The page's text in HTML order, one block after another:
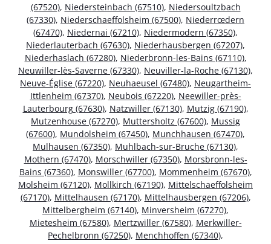
(67520), Niedersteinbach (67510), Niedersoultzbach
(67330), Niederschaeffolsheim (67500), Niederrœdern
(67470), Niedernai (67210), Niedermodern (67350),
Niederlauterbach (67630), Niederhausbergen (67207),
Niederhaslach (67280), Niederbronn-les-Bains (67110),
Neuwiller-lès-Saverne (67330), Neuviller-la-Roche (67130),
Neuve-Église (67220), Neuhaeusel (67480), Neugartheim-
Ittlenheim (67370), Neubois (67220), Neewiller-près-
Lauterbourg (67630), Natzwiller (67130), Mutzig (67190),
Mutzenhouse (67270), Muttersholtz (67600), Mussig
(67600), Mundolsheim (67450), Munchhausen (67470),
Mulhausen (67350), Muhlbach-sur-Bruche (67130),
Mothern (67470), Morschwiller (67350), Morsbronn-les-
Bains (67360), Monswiller (67700), Mommenheim (67670),
Molsheim (67120), Mollkirch (67190), Mittelschaeffolsheim
(67170), Mittelhausen (67170), Mittelhausbergen (67206),
Mittelbergheim (67140), Minversheim (67270),
Mietesheim (67580), Mertzwiller (67580), Merkwiller-
Pechelbronn (67250), Menchhoffen (67340),